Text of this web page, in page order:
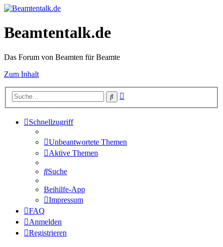
Beamtentalk.de
Das Forum von Beamten für Beamte
Zum Inhalt
Suche
Schnellzugriff
Unbeantwortete Themen
Aktive Themen
Suche
Beihilfe-App
Impressum
FAQ
Anmelden
Registrieren